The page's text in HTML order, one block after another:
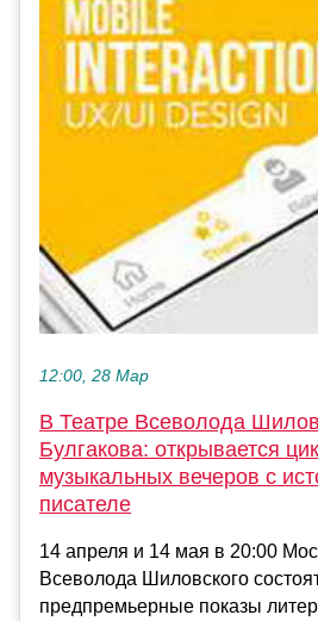
12:00, 28 Мар
В Театре Всеволода
Булгакова: открывается
музыкальных вечеров с
писателе
14 апреля и 14 мая в 20:00
Всеволода Шиловского
предпремьерные показы